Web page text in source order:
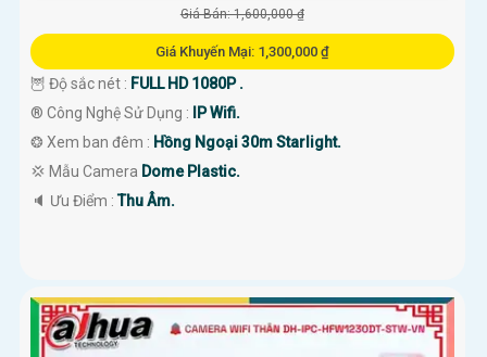
Giá Bán: 1,600,000 ₫
Giá Khuyến Mại: 1,300,000 ₫
🦉 Độ sắc nét : FULL HD 1080P .
®️ Công Nghệ Sử Dụng :
IP Wifi.
❂ Xem ban đêm : Hồng Ngoại 30m Starlight.
💢 Mẫu Camera Dome Plastic.
️🔈 Ưu Điểm :Thu Âm.